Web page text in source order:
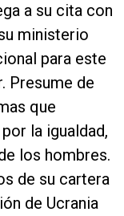
a su cita con
ministerio
para este
Presume de
que
la igualdad,
los hombres.
de su cartera
de Ucrania